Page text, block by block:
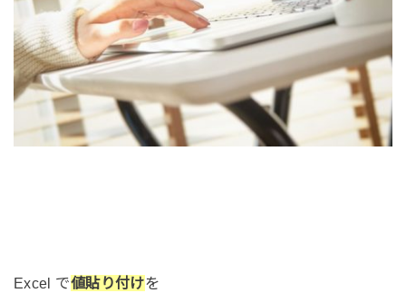
Excel で値貼り付けを